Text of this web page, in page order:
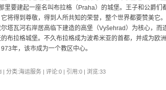
里要建起一座名叫布拉格（Praha）的城堡。王子和公爵
将得到尊敬，得到人所共知的荣誉，整个世界都要赞美它
塔瓦河右岸居高临下建造的高堡（Vyšehrad）为核心，而
布拉格城堡。不久布拉格成为波希米亚的首都，并成为欧
年，该市成为一个教区中心。
| 分类:海运服务 | 评论:0 | 引用:0 | 浏览:33